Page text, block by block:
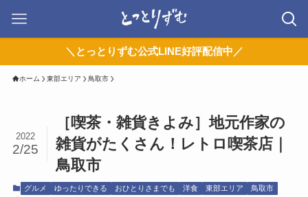
＼とっとりずむ公式LINE好評配信中／
ホーム 東部エリア 鳥取市
［喫茶・雑貨きよみ］地元作家の
雑貨がたくさん！レトロ喫茶店｜
鳥取市
2022
2/25
グルメ ゆったりできる おひとりさまでも 洋食 東部エリア 鳥取市